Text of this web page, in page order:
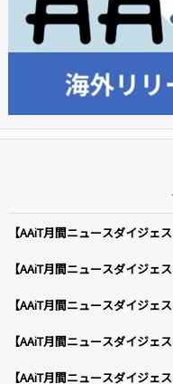
【AAiT月間ニュースダイジェ
【AAiT月間ニュースダイジェ
【AAiT月間ニュースダイジェ
【AAiT月間ニュースダイジェ
【AAiT月間ニュースダイジェ